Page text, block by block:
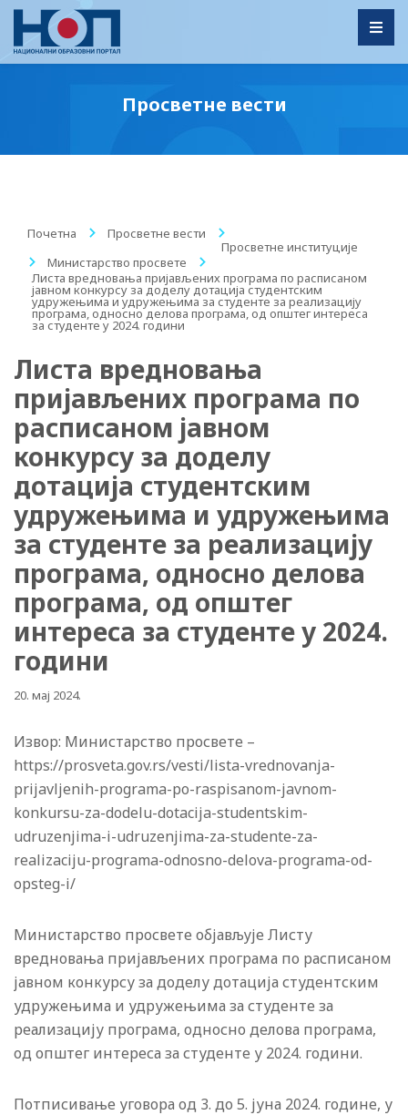
Просветне вести
Почетна / Просветне вести
/
Просветне институције
/
Министарство просвете
/
Листа вредновања пријављених програма по расписаном
јавном конкурсу за доделу дотација студентским
удружењима и удружењима за студенте за реализацију
програма, односно делова програма, од општег интереса
за студенте у 2024. години
Листа вредновања
пријављених програма по
расписаном јавном
конкурсу за доделу
дотација студентским
удружењима и удружењима
за студенте за реализацију
програма, односно делова
програма, од општег
интереса за студенте у 2024.
години
20. мај 2024.
Извор: Министарство просвете –
https://prosveta.gov.rs/vesti/lista-vrednovanja-
prijavljenih-programa-po-raspisanom-javnom-
konkursu-za-dodelu-dotacija-studentskim-
udruzenjima-i-udruzenjima-za-studente-za-
realizaciju-programa-odnosno-delova-programa-od-
opsteg-i/
Министарство просвете објављује Листу
вредновања пријављених програма по расписаном
јавном конкурсу за доделу дотација студентским
удружењима и удружењима за студенте за
реализацију програма, односно делова програма,
од општег интереса за студенте у 2024. години.
Потписивање уговора од 3. до 5. јуна 2024. године, у